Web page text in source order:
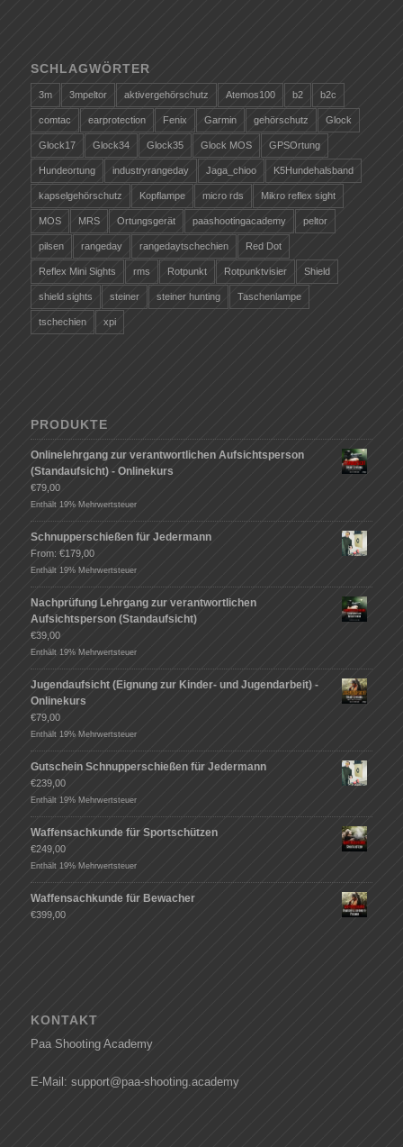
SCHLAGWÖRTER
3m 3mpeltor aktivergehörschutz Atemos100 b2 b2c
comtac earprotection Fenix Garmin gehörschutz Glock
Glock17 Glock34 Glock35 Glock MOS GPSOrtung
Hundeortung industryrangeday Jaga_chioo K5Hundehalsband
kapselgehörschutz Kopflampe micro rds Mikro reflex sight
MOS MRS Ortungsgerät paashootingacademy peltor
pilsen rangeday rangedaytschechien Red Dot
Reflex Mini Sights rms Rotpunkt Rotpunktvisier Shield
shield sights steiner steiner hunting Taschenlampe
tschechien xpi
PRODUKTE
Onlinelehrgang zur verantwortlichen Aufsichtsperson
(Standaufsicht) - Onlinekurs
€79,00
Enthält 19% Mehrwertsteuer
Schnupperschießen für Jedermann
From: €179,00
Enthält 19% Mehrwertsteuer
Nachprüfung Lehrgang zur verantwortlichen
Aufsichtsperson (Standaufsicht)
€39,00
Enthält 19% Mehrwertsteuer
Jugendaufsicht (Eignung zur Kinder- und Jugendarbeit) -
Onlinekurs
€79,00
Enthält 19% Mehrwertsteuer
Gutschein Schnupperschießen für Jedermann
€239,00
Enthält 19% Mehrwertsteuer
Waffensachkunde für Sportschützen
€249,00
Enthält 19% Mehrwertsteuer
Waffensachkunde für Bewacher
€399,00
KONTAKT
Paa Shooting Academy
E-Mail: support@paa-shooting.academy